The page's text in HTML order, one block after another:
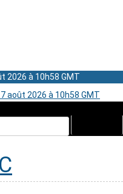
août 2026 à 10h58 GMT
2026 à 10h58 GMT